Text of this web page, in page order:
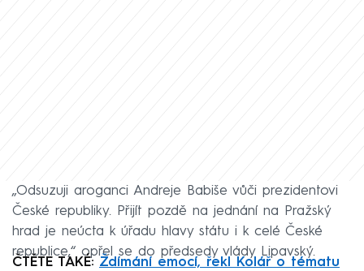
„Odsuzuji aroganci Andreje Babiše vůči prezidentovi
České republiky. Přijít pozdě na jednání na Pražský
hrad je neúcta k úřadu hlavy státu i k celé České
republice,“ opřel se do předsedy vlády Lipavský.
ČTĚTE TAKÉ: Ždímání emocí, řekl Kolář o tématu